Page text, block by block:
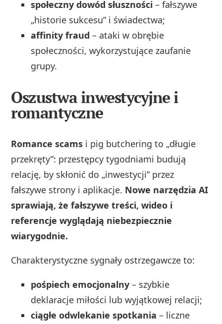
społeczny dowód słuszności – fałszywe
„historie sukcesu” i świadectwa;
affinity fraud – ataki w obrębie
społeczności, wykorzystujące zaufanie
grupy.
Oszustwa inwestycyjne i
romantyczne
Romance scams i pig butchering to „długie
przekręty”: przestępcy tygodniami budują
relację, by skłonić do „inwestycji” przez
fałszywe strony i aplikacje. Nowe narzędzia AI
sprawiają, że fałszywe treści, wideo i
referencje wyglądają niebezpiecznie
wiarygodnie.
Charakterystyczne sygnały ostrzegawcze to:
pośpiech emocjonalny – szybkie
deklaracje miłości lub wyjątkowej relacji;
ciągłe odwlekanie spotkania – liczne